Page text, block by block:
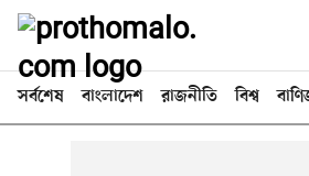
সর্বশেষ বাংলাদেশ রাজনীতি বিশ্ব